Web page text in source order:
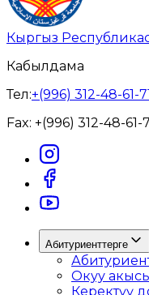
Кыргыз
Кабылдама
Тел:+(996) 312-48-61-
Fax: +(996) 312-48-61-
Абитуриенттерге
Окуу
Керектүү